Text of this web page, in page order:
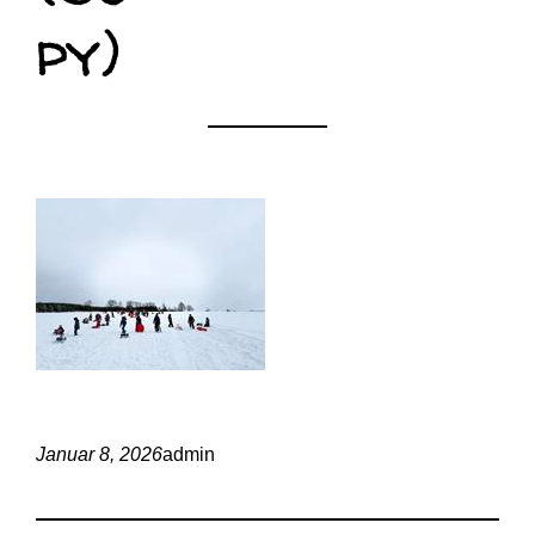
py)
Januar 8, 2026admin